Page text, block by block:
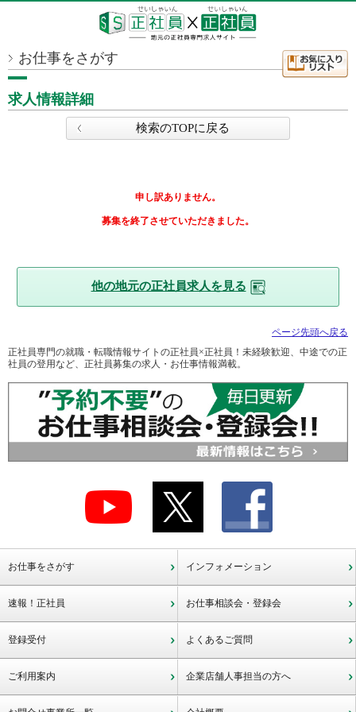
お仕事をさがす
求人情報詳細
検索のTOPに戻る
申し訳ありません。
募集を終了させていただきました。
他の地元の正社員求人を見る
ページ先頭へ戻る
正社員専門の就職・転職情報サイトの正社員×正社員！未経験歓迎、中途での正
社員の登用など、正社員募集の求人・お仕事情報満載。
お仕事をさがす インフォメーション
速報！正社員 お仕事相談会・登録会
登録受付 よくあるご質問
ご利用案内 企業店舗人事担当の方へ